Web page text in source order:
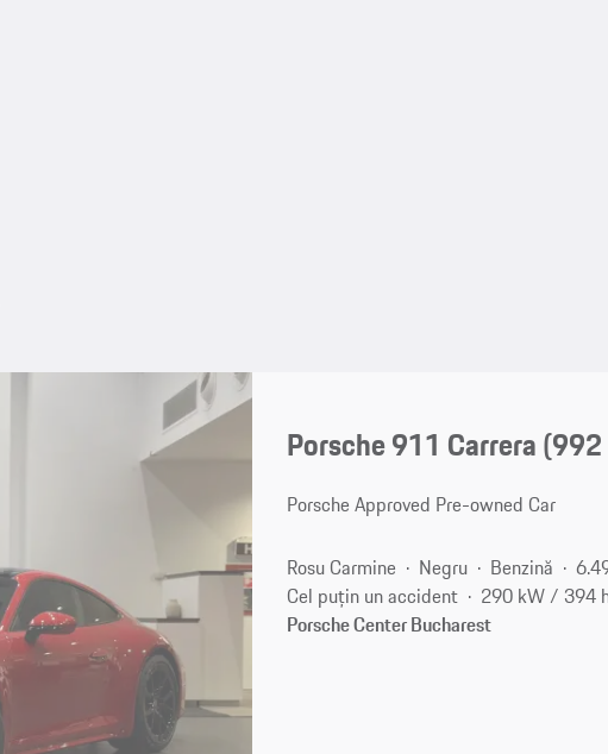
Porsche 911 Carrera
Porsche Approved Pre-owned Car
Rosu Carmine Negru Benzină
Cel puțin un accident
290 kW / 394
Porsche Center Bucharest